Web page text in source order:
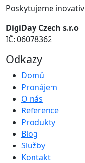
Poskytujeme
DigiDay Czech s.r.o
IČ: 06078362
Odkazy
Domů
Pronájem
O nás
Reference
Produkty
Blog
Služby
Kontakt